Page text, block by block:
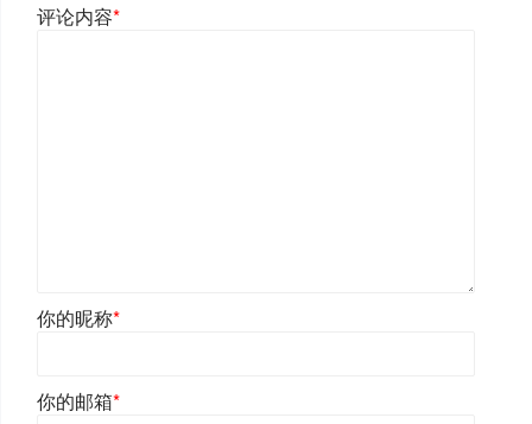
评论内容*
你的昵称*
你的邮箱*